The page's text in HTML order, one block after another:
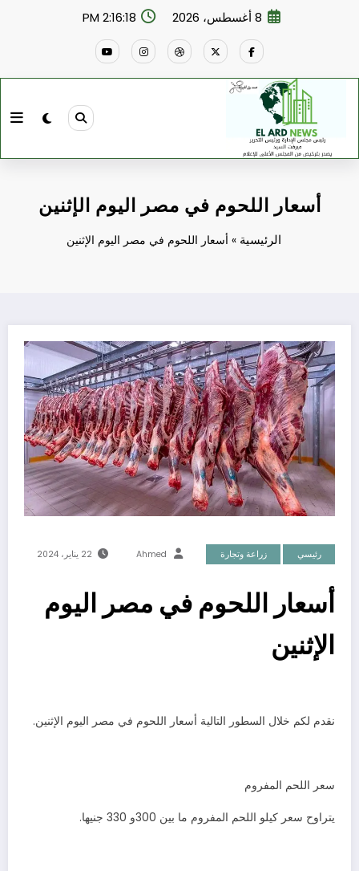
8 أغسطس، 2026 2:16:19 PM
أسعار اللحوم في مصر اليوم الإثنين
الرئيسية » أسعار اللحوم في مصر اليوم الإثنين
رئيسي زراعة وتجارة Ahmed 22 يناير، 2024
أسعار اللحوم في مصر اليوم
الإثنين
نقدم لكم خلال السطور التالية أسعار اللحوم في مصر اليوم الإثنين.
سعر اللحم المفروم
يتراوح سعر كيلو اللحم المفروم ما بين 300و 330 جنيها.